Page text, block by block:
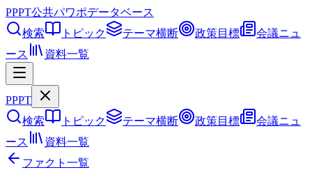
PPPT公共パワポデータベース
検索
トピック テーマ横断 政策目標
会議ニュ
ース
資料一覧
PPPT
検索
トピック テーマ横断 政策目標
会議ニュ
ース
資料一覧
ファクト一覧